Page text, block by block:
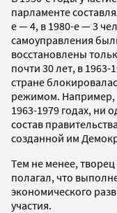
парламенте
е — 4, в 1980-е — 3
самоуправления
восстановлены
почти 30 лет, в 1963-
стране
режимом. Например,
1963-1979 годах, ни
состав
созданной им
Тем не менее,
полагал, что
экономического
участия.